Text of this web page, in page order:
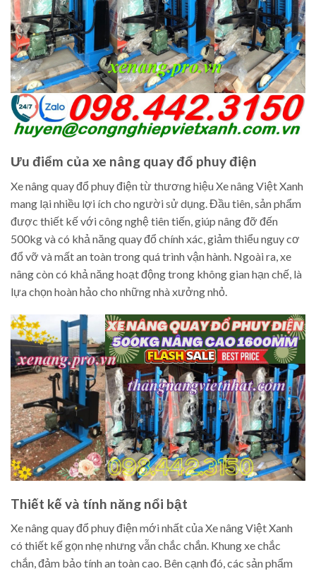
Ưu điểm của xe nâng quay đổ phuy điện
Xe nâng quay đổ phuy điện từ thương hiệu Xe nâng Việt Xanh
mang lại nhiều lợi ích cho người sử dụng. Đầu tiên, sản phẩm
được thiết kế với công nghệ tiên tiến, giúp nâng đỡ đến
500kg và có khả năng quay đổ chính xác, giảm thiểu nguy cơ
đổ vỡ và mất an toàn trong quá trình vận hành. Ngoài ra, xe
nâng còn có khả năng hoạt động trong không gian hạn chế, là
lựa chọn hoàn hảo cho những nhà xưởng nhỏ.
Thiết kế và tính năng nổi bật
Xe nâng quay đổ phuy điện mới nhất của Xe nâng Việt Xanh
có thiết kế gọn nhẹ nhưng vẫn chắc chắn. Khung xe chắc
chắn, đảm bảo tính an toàn cao. Bên cạnh đó, các sản phẩm